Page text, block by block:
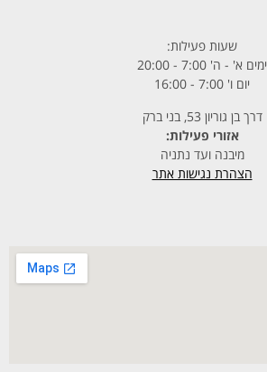
שעות פעילות:
ימים א' - ה' 7:00 - 20:00
יום ו' 7:00 - 16:00
דרך בן גוריון 53, בני ברק
אזורי פעילות:
מיבנה ועד נתניה
הצהרת נגישות אתר